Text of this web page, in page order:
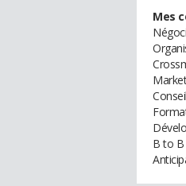
Mes
Conseil
B to B